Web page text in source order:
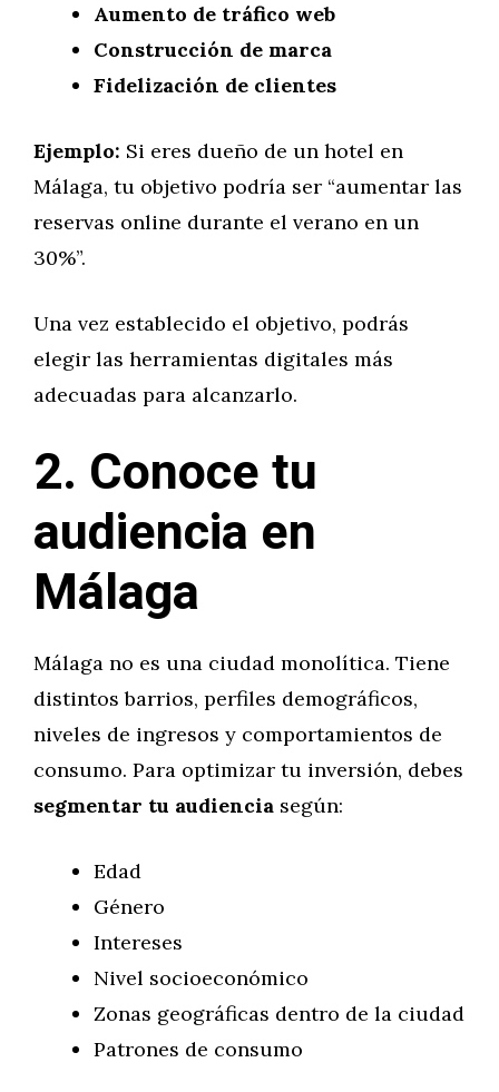
Aumento de tráfico web
Construcción de marca
Fidelización de clientes
Ejemplo: Si eres dueño de un hotel en
Málaga, tu objetivo podría ser “aumentar las
reservas online durante el verano en un
30%”.
Una vez establecido el objetivo, podrás
elegir las herramientas digitales más
adecuadas para alcanzarlo.
2. Conoce tu
audiencia en
Málaga
Málaga no es una ciudad monolítica. Tiene
distintos barrios, perfiles demográficos,
niveles de ingresos y comportamientos de
consumo. Para optimizar tu inversión, debes
segmentar tu audiencia según:
Edad
Género
Intereses
Nivel socioeconómico
Zonas geográficas dentro de la ciudad
Patrones de consumo